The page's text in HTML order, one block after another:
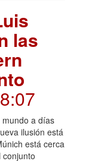
las
mundo a días
ilusión está
está cerca